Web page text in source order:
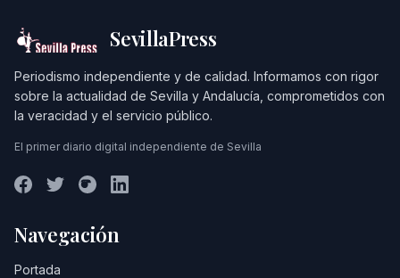
SevillaPress
Periodismo independiente y de calidad. Informamos con rigor
sobre la actualidad de Sevilla y Andalucía, comprometidos con
la veracidad y el servicio público.
El primer diario digital independiente de Sevilla
Navegación
Portada